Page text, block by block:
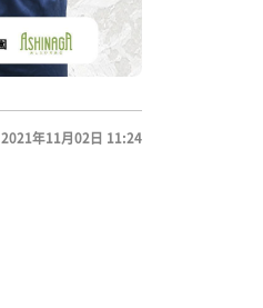
2021年11月02日 11:24